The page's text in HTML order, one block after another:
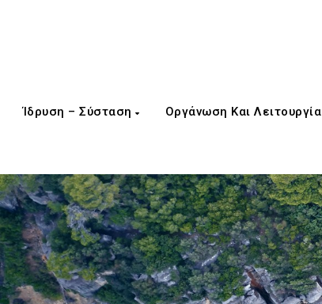
Ίδρυση – Σύσταση Οργάνωση Και Λειτουργία